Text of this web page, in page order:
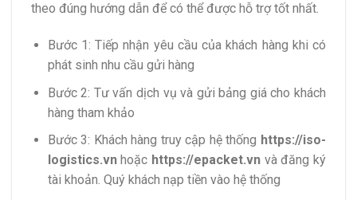
theo đúng hướng dẫn để có thể được hỗ trợ tốt nhất.
Bước 1: Tiếp nhận yêu cầu của khách hàng khi có
phát sinh nhu cầu gửi hàng
Bước 2: Tư vấn dịch vụ và gửi bảng giá cho khách
hàng tham khảo
Bước 3: Khách hàng truy cập hệ thống https://iso-
logistics.vnhoặc https://epacket.vn và đăng ký
tài khoản. Quý khách nạp tiền vào hệ thống